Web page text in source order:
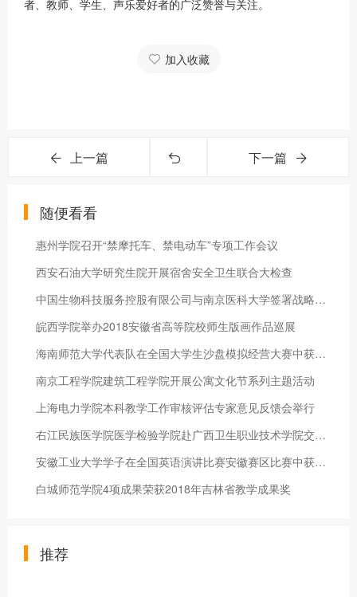
者、教师、学生、声乐爱好者的广泛赞誉与关注。
加入收藏
上一篇 下一篇
随便看看
惠州学院召开“禁摩托车、禁电动车”专项工作会议
西安石油大学研究生院开展宿舍安全卫生联合大检查
中国生物科技服务控股有限公司与南京医科大学签署战略合作协议
皖西学院举办2018安徽省高等院校师生版画作品巡展
海南师范大学代表队在全国大学生沙盘模拟经营大赛中获佳绩
南京工程学院建筑工程学院开展公寓文化节系列主题活动
上海电力学院本科教学工作审核评估专家意见反馈会举行
右江民族医学院医学检验学院赴广西卫生职业技术学院交流学习
安徽工业大学学子在全国英语演讲比赛安徽赛区比赛中获佳绩
白城师范学院4项成果荣获2018年吉林省教学成果奖
推荐